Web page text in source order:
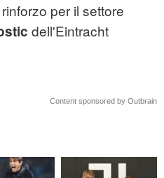
per il settore
dell'Eintracht
Content sponsored by Outbrain